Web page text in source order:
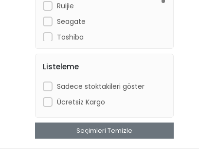
Ruijie
Seagate
Toshiba
Ubiquiti
Western Digital
Listeleme
Sadece stoktakileri göster
Ücretsiz Kargo
Seçimleri Temizle